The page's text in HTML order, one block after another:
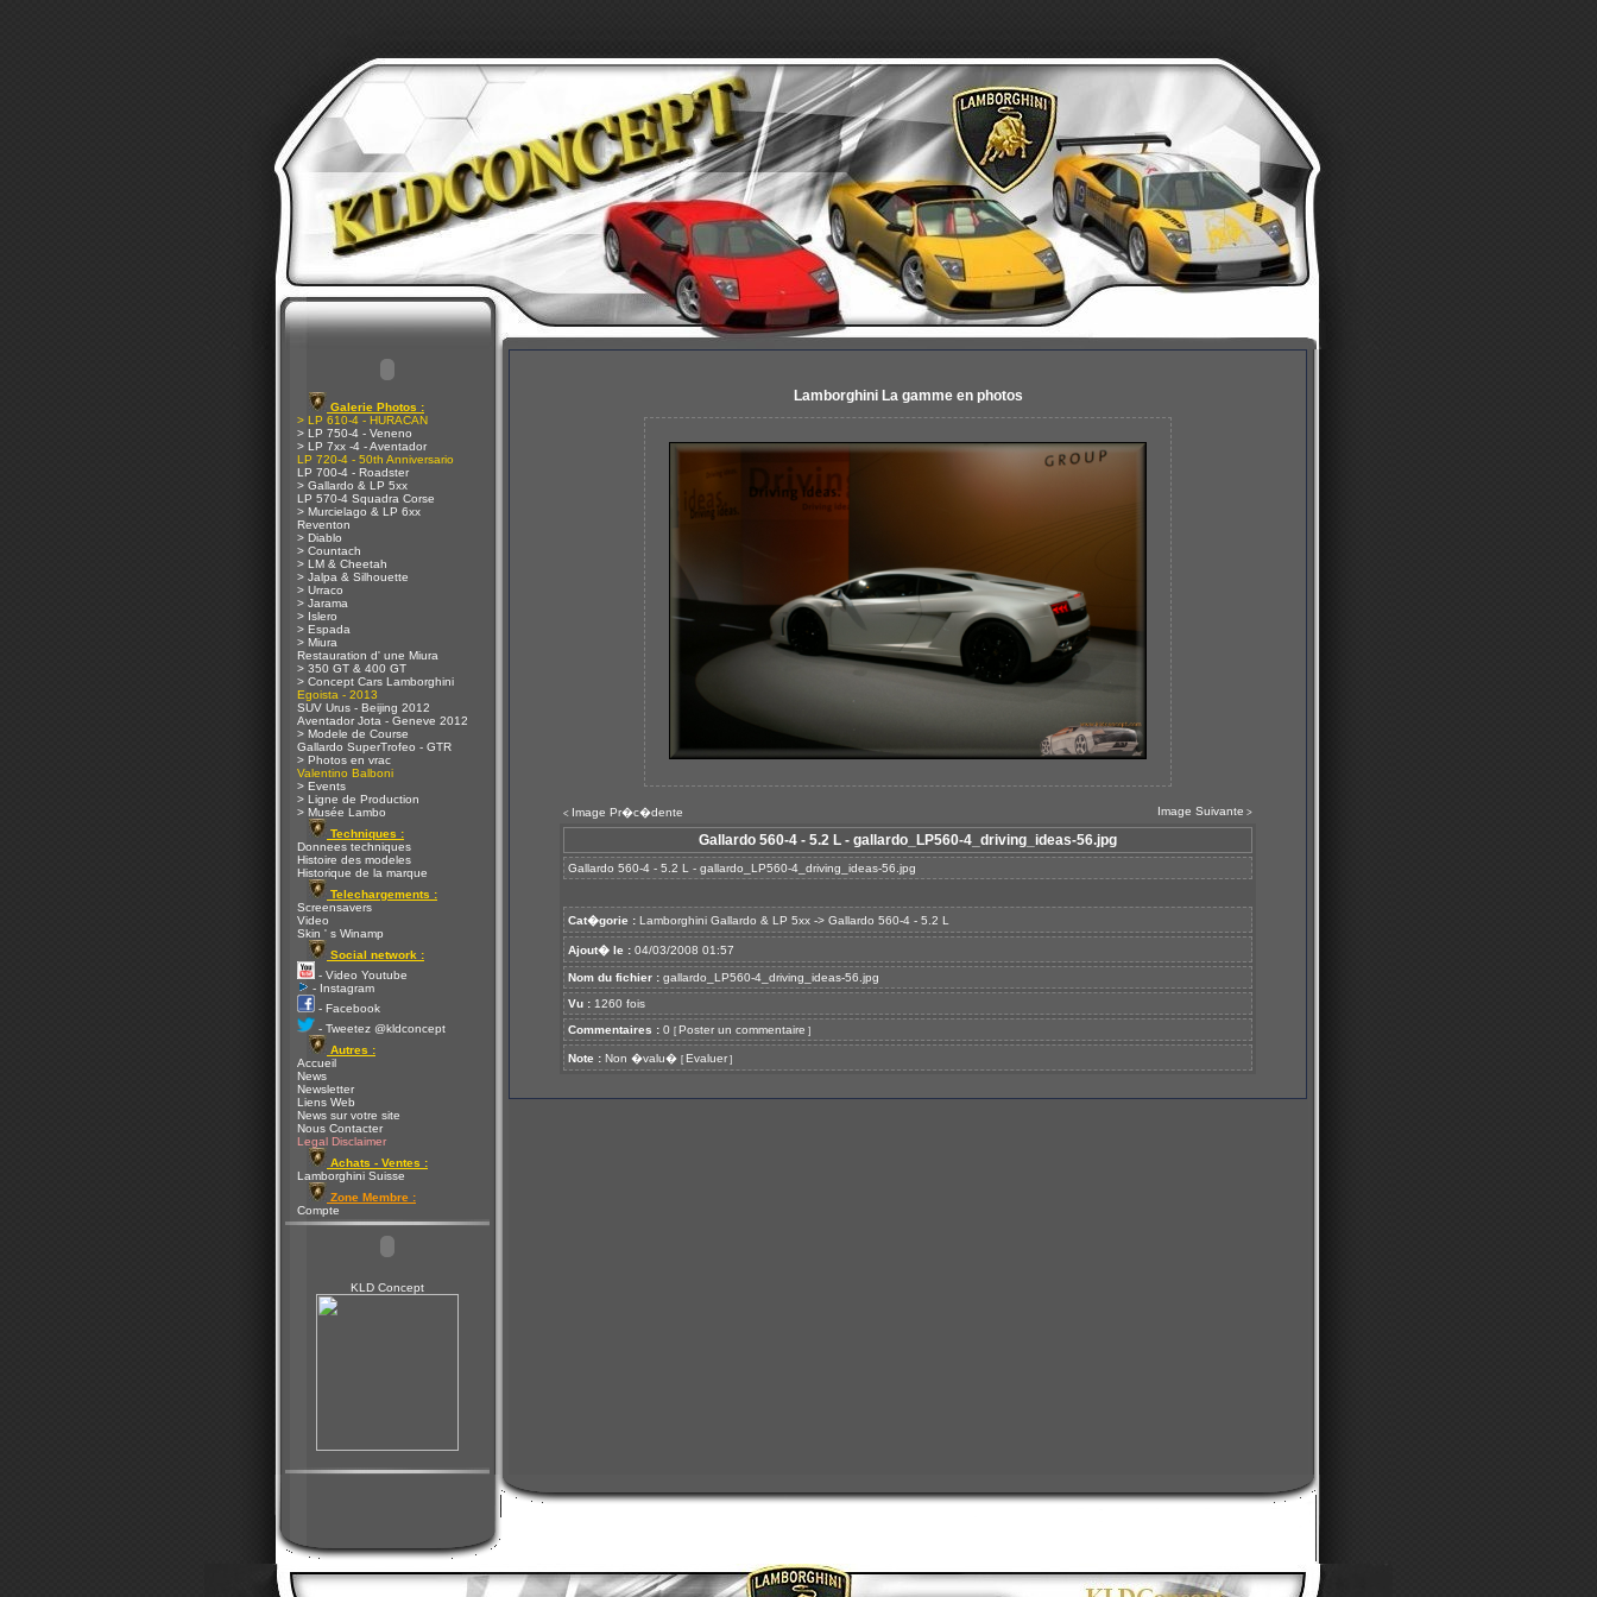
Galerie Photos :
> LP 610-4 - HURACAN
> LP 750-4 - Veneno
> LP 7xx -4 - Aventador
LP 720-4 - 50th Anniversario
LP 700-4 - Roadster
> Gallardo & LP 5xx
LP 570-4 Squadra Corse
> Murcielago & LP 6xx
Reventon
> Diablo
> Countach
> LM & Cheetah
> Jalpa & Silhouette
> Urraco
> Jarama
> Islero
> Espada
> Miura
Restauration d' une Miura
> 350 GT & 400 GT
> Concept Cars Lamborghini
Egoista - 2013
SUV Urus - Beijing 2012
Aventador Jota - Geneve 2012
> Modele de Course
Gallardo SuperTrofeo - GTR
> Photos en vrac
Valentino Balboni
> Events
> Ligne de Production
> Musée Lambo
Techniques :
Donnees techniques
Histoire des modeles
Historique de la marque
Telechargements :
Screensavers
Video
Skin ' s Winamp
Social network :
- Video Youtube
- Instagram
- Facebook
- Tweetez @kldconcept
Autres :
Accueil
News
Newsletter
Liens Web
News sur votre site
Nous Contacter
Legal Disclaimer
Achats - Ventes :
Lamborghini Suisse
Zone Membre :
Compte
KLD Concept
Lamborghini La gamme en photos
< Image Pr�c�dente Image Suivante >
Gallardo 560-4 - 5.2 L - gallardo_LP560-4_driving_ideas-56.jpg
Gallardo 560-4 - 5.2 L - gallardo_LP560-4_driving_ideas-56.jpg
Cat�gorie : Lamborghini Gallardo & LP 5xx -> Gallardo 560-4 - 5.2 L
Ajout� le : 04/03/2008 01:57
Nom du fichier : gallardo_LP560-4_driving_ideas-56.jpg
Vu : 1260 fois
Commentaires : 0 [ Poster un commentaire ]
Note : Non �valu� [ Evaluer ]